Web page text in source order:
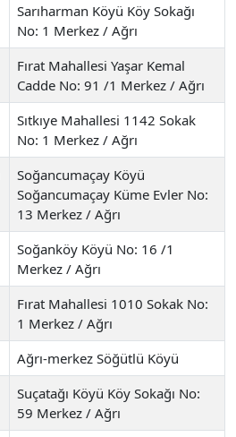
Sarıharman Köyü Köy Sokağı
No: 1 Merkez / Ağrı
Fırat Mahallesi Yaşar Kemal
Cadde No: 91 /1 Merkez / Ağrı
Sıtkıye Mahallesi 1142 Sokak
No: 1 Merkez / Ağrı
Soğancumaçay Köyü
Soğancumaçay Küme Evler No:
13 Merkez / Ağrı
Soğanköy Köyü No: 16 /1
Merkez / Ağrı
Fırat Mahallesi 1010 Sokak No:
1 Merkez / Ağrı
Ağrı-merkez Söğütlü Köyü
Suçatağı Köyü Köy Sokağı No:
59 Merkez / Ağrı